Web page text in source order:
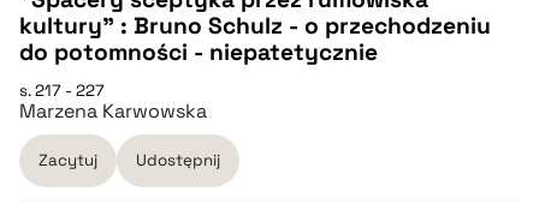
pobierz cytat
CZYSTY TEKST
pobierz cytat
BIBTEX
kultury" : Bruno Schulz - o przechodzeniu
do potomności - niepatetycznie
s. 217 - 227
Marzena Karwowska
Zacytuj Udostępnij